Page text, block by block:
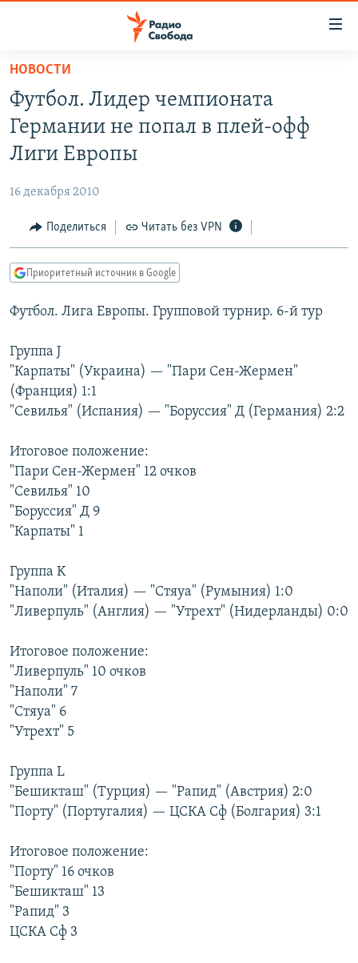
упрощенного
доступа
Вернуться
основному
Вернутся
Вернутся
поиску
ПРОГРАММЫ
ПОДКАСТЫ
АВТОРСКИЕ ПРОЕКТЫ
МНЕНИЯ
КУЛЬТУРА
КАВКАЗ.РЕАЛИИ
СЕВЕР.РЕАЛИИ
СИБИРЬ.РЕАЛИИ
РАСПИСАНИЕ ВЕЩАНИЯ
ПОДПИШИТЕСЬ НА РАССЫЛКУ
СОЦИАЛЬНЫЕ СЕТИ
НОВОСТИ
Футбол. Лидер чемпионата
Германии не попал в плей-офф
Лиги Европы
16 декабря 2010
Поделиться Читать без VPN
Приоритетный источник в Google
Футбол. Лига Европы. Групповой турнир. 6-й тур
Группа J
"Карпаты" (Украина) — "Пари Сен-Жермен"
(Франция) 1:1
"Севилья" (Испания) — "Боруссия" Д (Германия) 2:2
Итоговое положение:
"Пари Сен-Жермен" 12 очков
"Севилья" 10
"Боруссия" Д 9
"Карпаты" 1
Группа K
"Наполи" (Италия) — "Стяуа" (Румыния) 1:0
"Ливерпуль" (Англия) — "Утрехт" (Нидерланды) 0:0
Итоговое положение:
"Ливерпуль" 10 очков
"Наполи" 7
"Стяуа" 6
"Утрехт" 5
Группа L
"Бешикташ" (Турция) — "Рапид" (Австрия) 2:0
"Порту" (Португалия) — ЦСКА Сф (Болгария) 3:1
Итоговое положение:
"Порту" 16 очков
"Бешикташ" 13
"Рапид" 3
ЦСКА Сф 3